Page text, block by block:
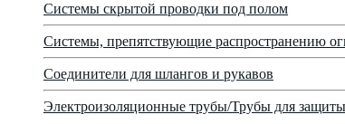
Системы скрытой проводки под полом
Системы, препятствующие распространению
Соединители для шлангов и рукавов
Электроизоляционные трубы/Трубы для